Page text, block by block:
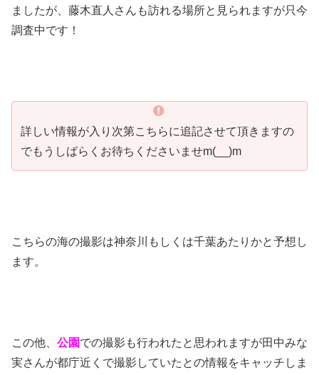
ましたが、藤木直人さんも訪れる場所と見られますが只今
調査中です！
詳しい情報が入り次第こちらに追記させて頂きますの
でもうしばらくお待ちくださいませm(__)m
こちらの海の撮影は神奈川もしくは千葉あたりかと予想し
ます。
この他、 公園での撮影も行われたと思われますが田中みな
実さんが都庁近くで撮影していたとの情報をキャッチしま